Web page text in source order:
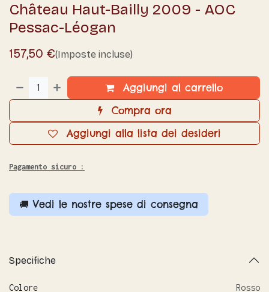
Château Haut-Bailly 2009 - AOC
Pessac-Léogan
157,50 €(Imposte incluse)
Aggiungi al carrello
Compra ora
Aggiungi alla lista dei desideri
Pagamento sicuro :
🚚 Vedi le nostre spese di consegna
Specifiche
Colore Rosso